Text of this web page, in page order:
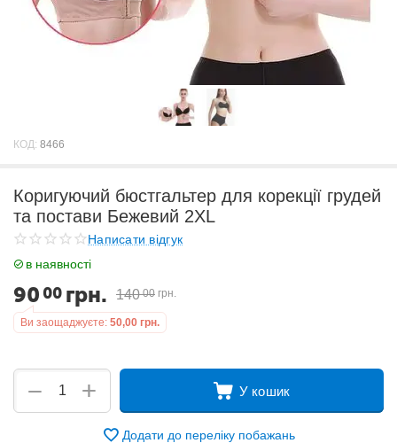
КОД: 8466
Коригуючий бюстгальтер для корекції грудей
та постави Бежевий 2XL
Написати відгук
в наявності
90 00 грн. 140 00 грн.
Ви заощаджуєте: 50,00 грн.
+
− У кошик
Додати до переліку побажань